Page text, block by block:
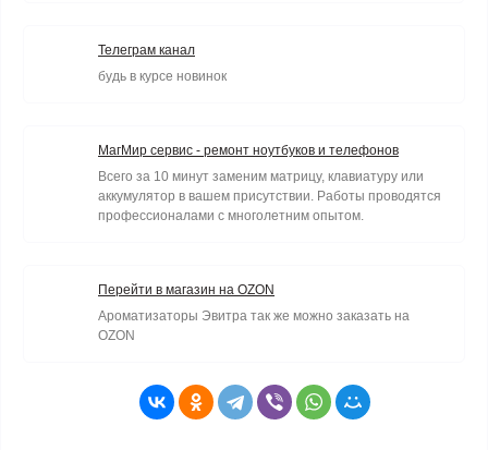
Телеграм канал
будь в курсе новинок
МагМир сервис - ремонт ноутбуков и телефонов
Всего за 10 минут заменим матрицу, клавиатуру или
аккумулятор в вашем присутствии. Работы проводятся
профессионалами с многолетним опытом.
Перейти в магазин на OZON
Ароматизаторы Эвитра так же можно заказать на
OZON